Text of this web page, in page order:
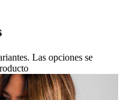
Las opciones se